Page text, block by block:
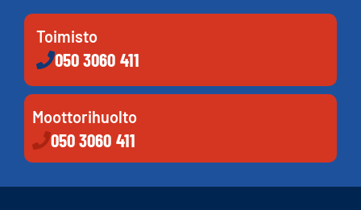
Toimisto
050 3060 411
Moottorihuolto
050 3060 411